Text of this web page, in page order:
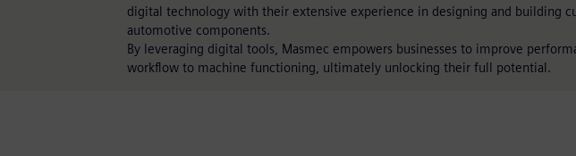
digital technology with their extensive experience in designing and building
automotive components.
By leveraging digital tools, Masmec empowers businesses to improve
workflow to machine functioning, ultimately unlocking their full potential.